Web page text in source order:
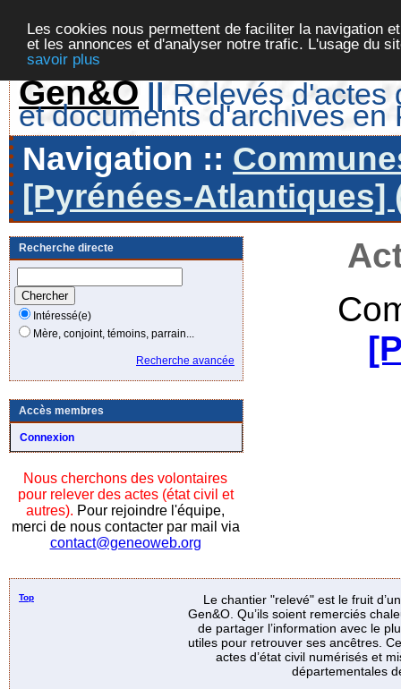
Les cookies nous permettent de faciliter la navigation
et les annonces et d'analyser notre trafic. L'usage du
savoir plus
Gen&O || Relevés d'actes
et documents d'archives en
Navigation ::
[Pyrénées-Atlantiques]
Recherche directe
Intéressé(e)
Mère, conjoint, témoins, parrain...
Recherche avancée
Accès membres
Connexion
Nous cherchons des volontaires
pour relever des actes (état civil et
autres). Pour rejoindre l'équipe,
merci de nous contacter par mail via
contact@geneoweb.org
Top
Le chantier "relevé" est le fruit
Gen&O. Qu’ils soient remerciés
de partager l’information avec le
utiles pour retrouver ses ancêtres.
actes d’état civil numérisés et
départementales